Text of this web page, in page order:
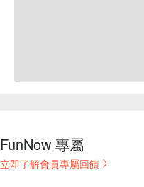
FunNow 專屬
立即了解會員專屬回饋